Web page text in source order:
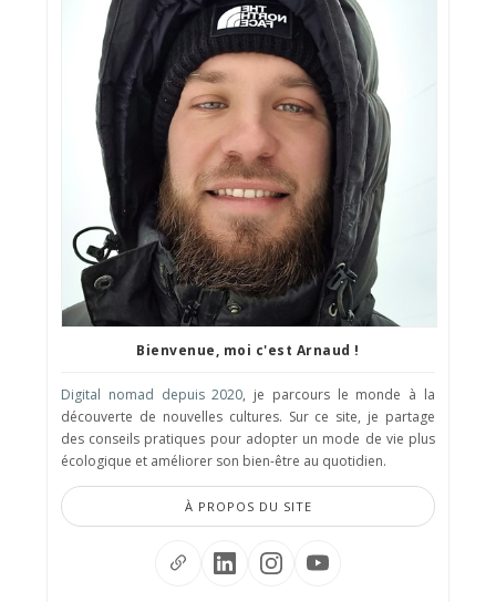
Bienvenue, moi c'est Arnaud !
Digital nomad depuis 2020, je parcours le monde à la
découverte de nouvelles cultures. Sur ce site, je partage
des conseils pratiques pour adopter un mode de vie plus
écologique et améliorer son bien-être au quotidien.
À PROPOS DU SITE